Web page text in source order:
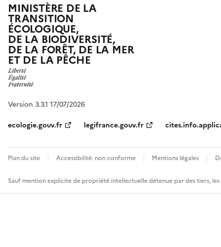
MINISTÈRE DE LA
TRANSITION
ÉCOLOGIQUE,
DE LA BIODIVERSITÉ,
DE LA FORÊT, DE LA MER
ET DE LA PÊCHE
Version 3.3.1 17/07/2026
ecologie.gouv.fr
legifrance.gouv.fr
Plan du site Accessibilité: non conforme Mentions légales
Sauf mention explicite de propriété intellectuelle détenue par des tiers,